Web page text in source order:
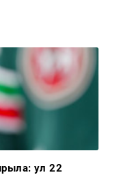
ул 22